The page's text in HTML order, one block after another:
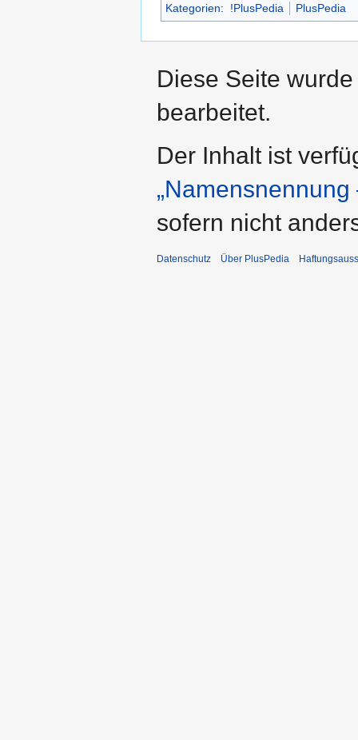
Kategorien: !PlusPedia PlusPedia
Diese Seite
bearbeitet.
Der Inhalt ist
sofern nicht
Datenschutz Über PlusPedia